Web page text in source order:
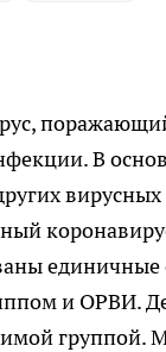
В
единичные
и ОРВИ.
группой.